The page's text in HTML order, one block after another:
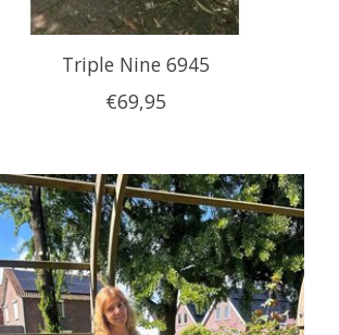
Triple Nine 6945
€69,95